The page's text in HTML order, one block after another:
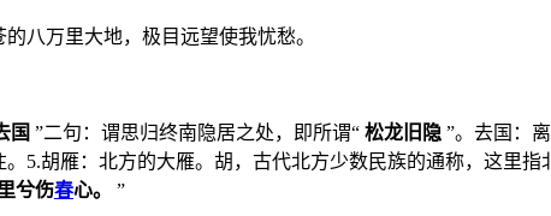
八万里大地，极目远望使我忧愁。
国 ”二句：谓思归终南隐居之处，即所谓“ 松龙旧隐 ”。去国：
。5.胡雁：北方的大雁。胡，古代北方少数民族的通称，这里
兮伤春心。 ”